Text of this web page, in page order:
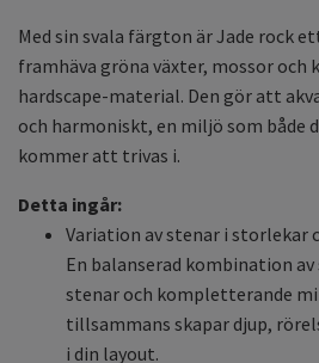
Med sin svala färgton är Jade rock
framhäva gröna växter, mossor och
hardscape-material. Den gör att
och harmoniskt, en miljö som både
kommer att trivas i.
Detta ingår:
Variation av stenar i storlekar
En balanserad kombination
stenar och kompletterande
tillsammans skapar djup,
i din layout.